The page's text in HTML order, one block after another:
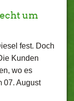
um
fest. Doch
Kunden
wo es
07. August